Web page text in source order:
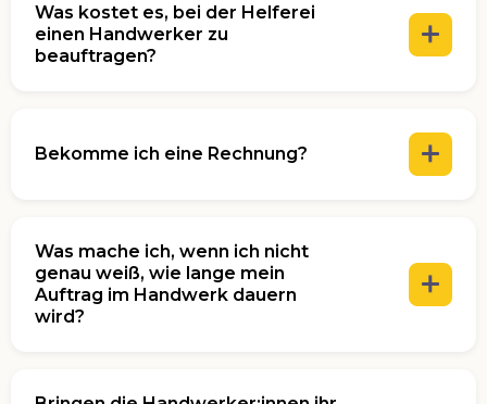
Kosten und deren Vorhersehbarkeit:
Was kostet es, bei der Helferei
einen Handwerker zu
beauftragen?
Gewerbe-Page
Bekomme ich eine Rechnung?
Was mache ich, wenn ich nicht
genau weiß, wie lange mein
Auftrag im Handwerk dauern
wird?